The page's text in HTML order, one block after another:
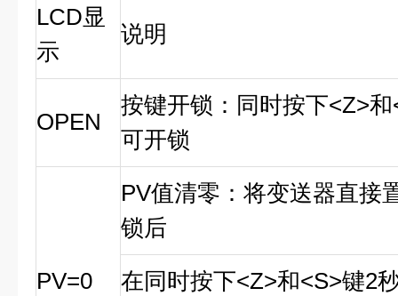
LCD显
示
说明
OPEN
按键开锁：同时按下<Z>
可开锁
PV=0
PV值清零：将变送器直接
锁后
在同时按下<Z>和<S>键2